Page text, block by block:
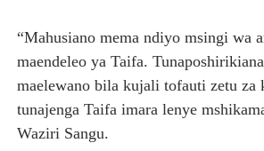
“Mahusiano mema ndiyo msingi wa
maendeleo ya Taifa.
maelewano bila kujali tofauti zetu za
tunajenga Taifa imara lenye
Waziri Sangu.